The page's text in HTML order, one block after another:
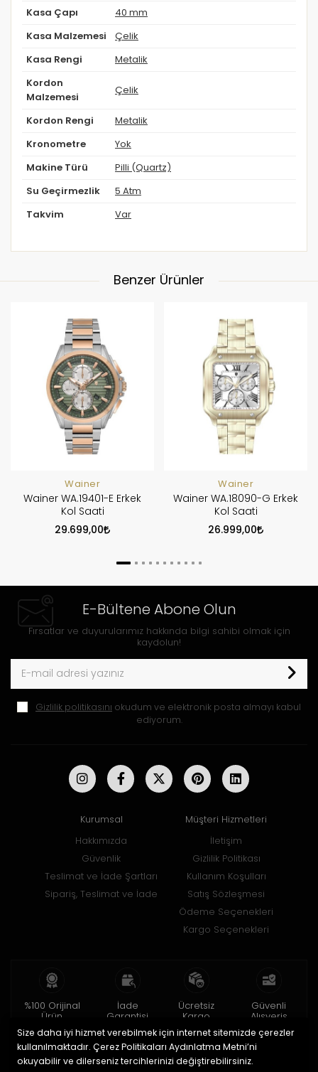
Kasa Çapı 40 mm
Kasa Malzemesi Çelik
Kasa Rengi Metalik
Kordon
Malzemesi
Çelik
Kordon Rengi Metalik
Kronometre Yok
Makine Türü Pilli (Quartz)
Su Geçirmezlik 5 Atm
Takvim Var
Benzer Ürünler
Wainer
Wainer WA.19401-E Erkek
Kol Saati
29.699,00
Wainer
Wainer WA.18090-G Erkek
Kol Saati
26.999,00
E-Bültene Abone Olun
Fırsatlar ve duyurularımız hakkında bilgi sahibi olmak için
kaydolun!
Gizlilik politikasını okudum ve elektronik posta almayı kabul
ediyorum.
Kurumsal
Hakkımızda
Güvenlik
Teslimat ve İade Şartları
Sipariş, Teslimat ve İade
Müşteri Hizmetleri
İletişim
Gizlilik Politikası
Kullanım Koşulları
Satış Sözleşmesi
Ödeme Seçenekleri
Kargo Seçenekleri
%100 Orijinal
Ürün
2 yıl garanti
İade
Garantisi
15 gün içinde
iade
Ücretsiz
Kargo
150 TL ve üzeri
Güvenli
Alışveriş
256bit SSL ile
Size daha iyi hizmet verebilmek için internet sitemizde çerezler
kullanılmaktadır. Çerez Politikaları Aydınlatma Metni’ni
okuyabilir ve dilerseniz tercihlerinizi değiştirebilirsiniz.